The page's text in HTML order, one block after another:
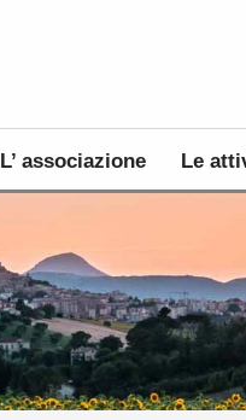
L’ associazione Le